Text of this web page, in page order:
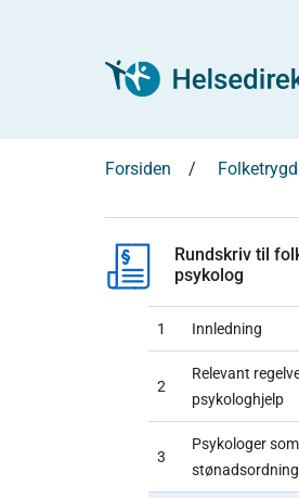
Forsiden
Rundskriv til
psykolog
1 Innledning
2
Relevant
psykologhjelp
3
Psykologer